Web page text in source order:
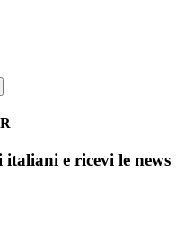
e ricevi le news